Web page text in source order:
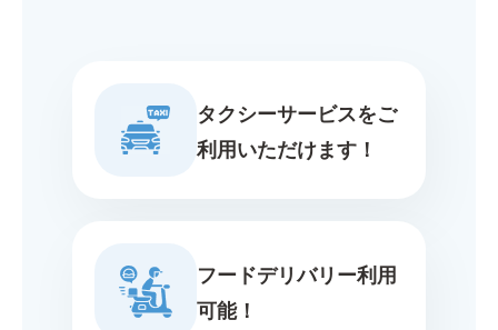
タクシーサービスをご
利用いただけます！
フードデリバリー利用
可能！